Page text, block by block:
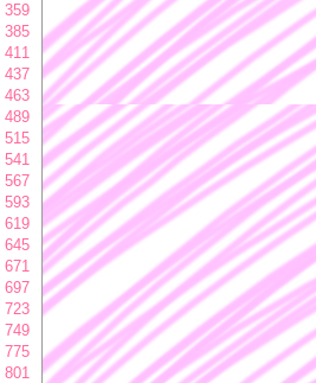
359
385
411
437
463
489
515
541
567
593
619
645
671
697
723
749
775
801